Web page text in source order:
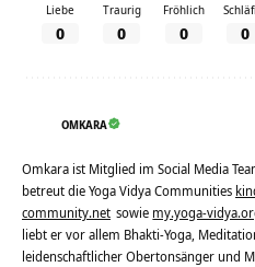
Liebe
0
Traurig
0
Fröhlich
0 0
OMKARA
Omkara ist Mitglied im Social Media
betreut die Yoga Vidya Communities
community.net sowie my.yoga-
liebt er vor allem Bhakti-Yoga,
leidenschaftlicher Obertonsänger und